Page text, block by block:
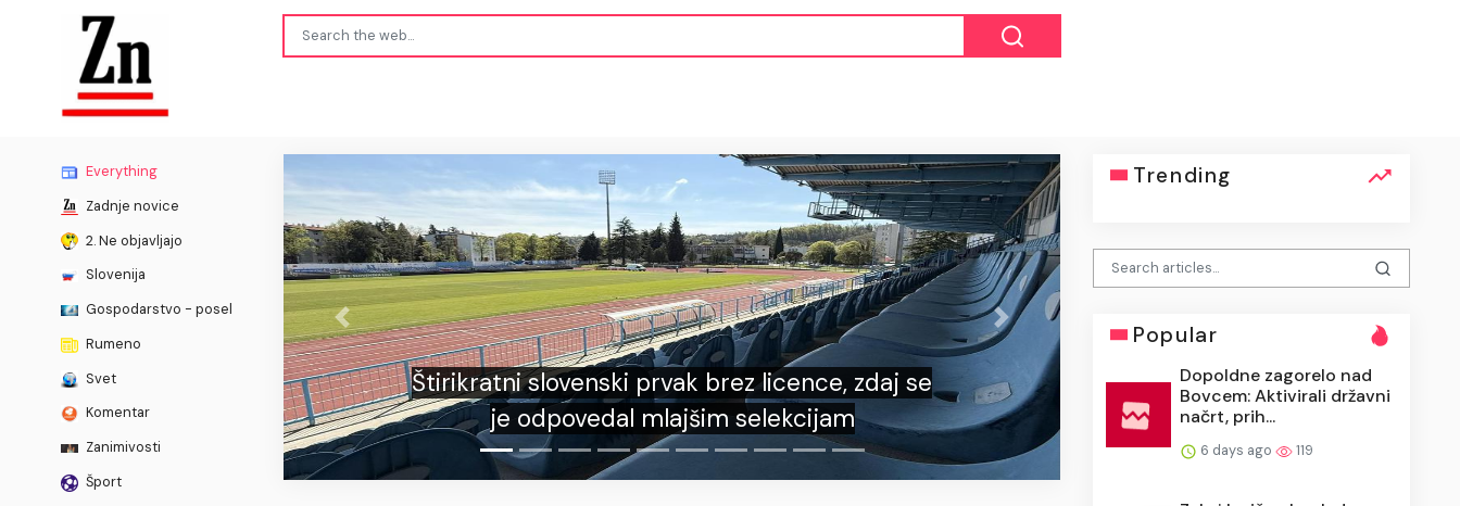
Everything
Zadnje novice
2. Ne objavljajo
Slovenija
Gospodarstvo - posel
Rumeno
Svet
Komentar
Zanimivosti
Šport
licence, zdaj se
Začelo se je: Nevihtna celica že nad Slovenijo,
možna tudi toča
Previous Next
Trending
Popular
Dopoldne zagorelo nad
Bovcem: Aktivirali državni
načrt, prih...
6 days ago 119